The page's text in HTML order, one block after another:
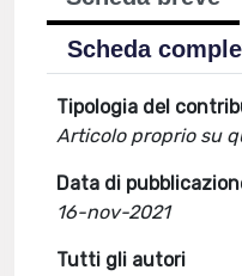
Scheda
Tipologia del
Articolo proprio su
Data di
16-nov-2021
Tutti gli autori